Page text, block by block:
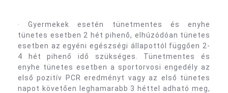
· Gyermekek esetén tünetmentes és enyhe
tünetes esetben 2 hét pihenő, elhúzódóan tünetes
esetben az egyéni egészségi állapottól függően 2-
4 hét pihenő idő szükséges. Tünetmentes és
enyhe tünetes esetben a sportorvosi engedély az
első pozitív PCR eredményt vagy az első tünetes
napot követően leghamarabb 3 héttel adható meg,